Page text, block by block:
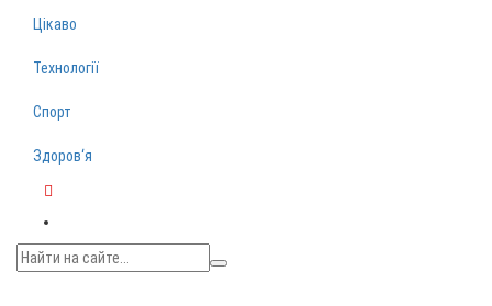
Цікаво
Технології
Спорт
Здоров‘я